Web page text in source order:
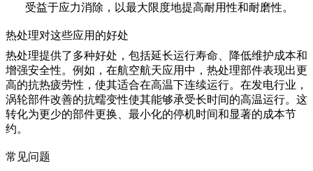
受益于应力消除，以最大限度地提高耐用性和耐磨性。
热处理对这些应用的好处
热处理提供了多种好处，包括延长运行寿命、降低维护成本和
增强安全性。例如，在航空航天应用中，热处理部件表现出更
高的抗热疲劳性，使其适合在高温下连续运行。在发电行业，
涡轮部件改善的抗蠕变性使其能够承受长时间的高温运行。这
转化为更少的部件更换、最小化的停机时间和显著的成本节
约。
常见问题